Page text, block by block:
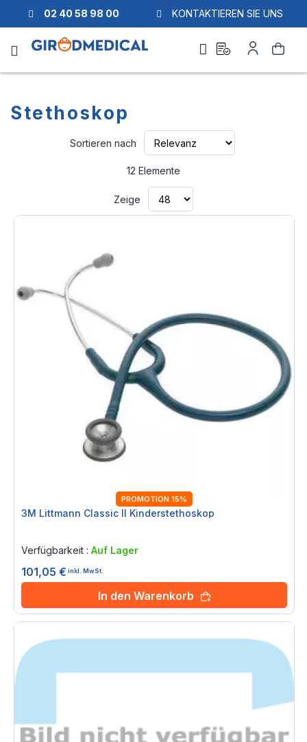
02 40 58 98 00 KONTAKTIEREN SIE UNS
Suche
quote
Konto
Stethoskop
Sortieren nach
12 Elemente
Zeige
PROMOTION 15%
3M Littmann Classic II Kinderstethoskop
Verfügbarkeit : Auf Lager
101,05 € inkl. MwSt.
In den Warenkorb